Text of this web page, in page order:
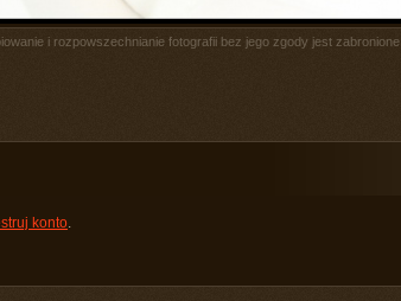
i rozpowszechnianie fotografii bez jego zgody jest zabronione.
konto.